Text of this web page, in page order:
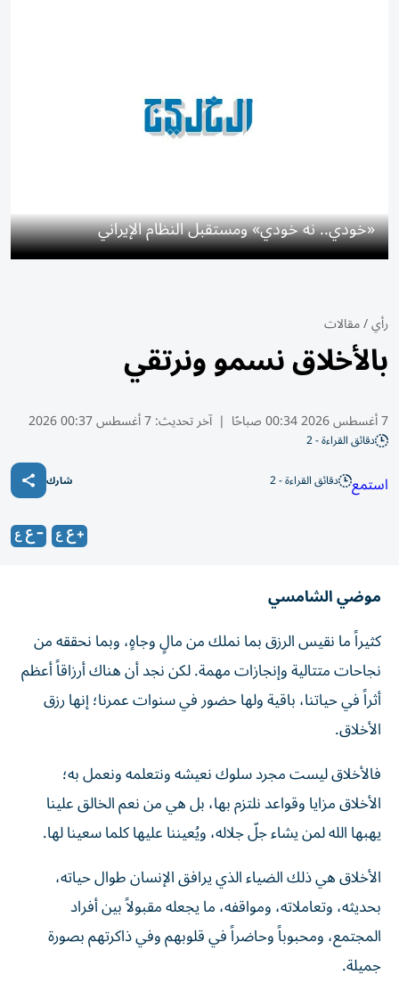
«خودي.. نه خودي» ومستقبل النظام الإيراني
رأي/مقالات
بالأخلاق نسمو ونرتقي
7 أغسطس 2026 00:34 صباحًا | آخر تحديث:7 أغسطس 00:37 2026
دقائق القراءة - 2
استمع دقائق القراءة - 2 شارك
موضي الشامسي
كثيراً ما نقيس الرزق بما نملك من مالٍ وجاهٍ، وبما نحققه من
نجاحات متتالية وإنجازات مهمة. لكن نجد أن هناك أرزاقاً أعظم
أثراً في حياتنا، باقية ولها حضور في سنوات عمرنا؛ إنها رزق
الأخلاق.
فالأخلاق ليست مجرد سلوك نعيشه ونتعلمه ونعمل به؛
الأخلاق مزايا وقواعد نلتزم بها، بل هي من نعم الخالق علينا
يهبها الله لمن يشاء جلّ جلاله، ويُعيننا عليها كلما سعينا لها.
الأخلاق هي ذلك الضياء الذي يرافق الإنسان طوال حياته،
بحديثه، وتعاملاته، ومواقفه، ما يجعله مقبولاً بين أفراد
المجتمع، ومحبوباً وحاضراً في قلوبهم وفي ذاكرتهم بصورة
جميلة.